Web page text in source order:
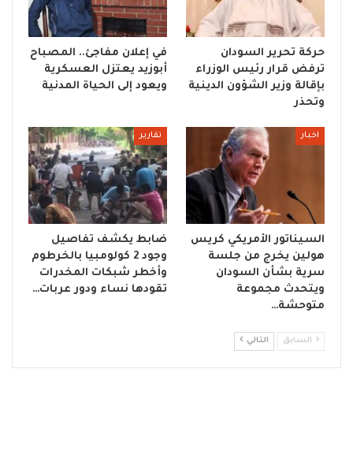
حركة تحرير السودان
ترفض قرار رئيس الوزراء
بإقالة وزير الشؤون الدينية
وتحذر
في إعلان مفاجئ.. المصباح
أبوزيد يعتزل العسكرية
ويعود إلى الحياة المدنية
اخبار
السيناتور الأمريكي كريس
هولين يخرج من جلسة
سرية بشأن السودان
ويتحدث مجموعة
متوحشة…
تقارير
ضابط يكشف تفاصيل
وجود 2 كولومبيا بالخرطوم
وأخطر شبكات المخدرات
تقودها نساء ودور عربات…
السابق التالي